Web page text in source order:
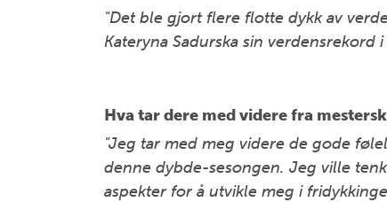
"Det ble gjort flere flotte dykk av
Kateryna Sadurska sin
Hva tar dere med videre fra
"Jeg tar med meg videre de gode
denne dybde-sesongen. Jeg ville
aspekter for å utvikle meg i